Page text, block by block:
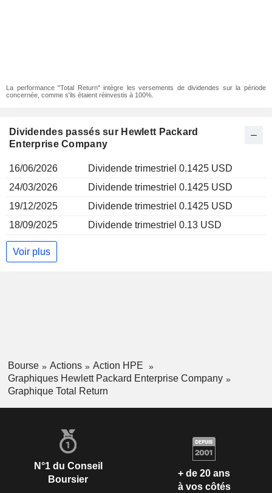
La performance "Total Return" intègre les versements de dividendes sur la période
concernée, comme s'ils étaient réinvestis à 100%.
Dividendes passés sur Hewlett Packard
Enterprise Company
16/06/2026
Dividende trimestriel 0.1425 USD
24/03/2026
Dividende trimestriel 0.1425 USD
19/12/2025
Dividende trimestriel 0.1425 USD
18/09/2025
Dividende trimestriel 0.13 USD
Voir plus
Bourse Actions
Action HPE
Graphiques Hewlett Packard Enterprise Company
Graphique Total Return
N°1 du Conseil
Boursier
+ de 20 ans
à vos côtés